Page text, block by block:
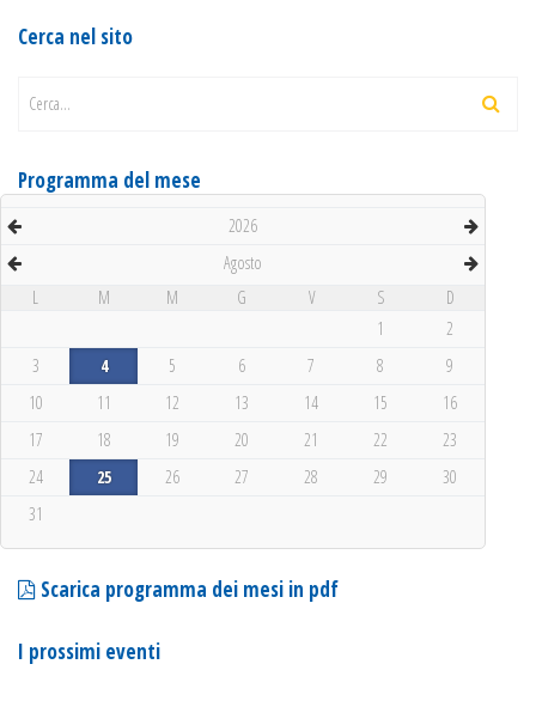
Cerca nel sito
Cerca...
Programma del mese
2026
Agosto
L
M M G V S
D
1
2
3
4 5 6 7 8
9
10
11 12 13 14 15
16
17
18 19 20 21 22
23
24
25 26 27 28 29
30
31
Scarica programma dei mesi in pdf
I prossimi eventi